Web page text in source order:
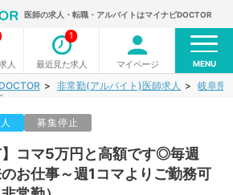
医師の求人・転職・アルバイトはマイナビDOCTOR
人 最近見た求人
1
マイページ MENU
非常勤(アルバイト)医師求人 岐阜県
募集停止
】コマ5万円と高額です◎毎週
お仕事～週1コマよりご勤務可